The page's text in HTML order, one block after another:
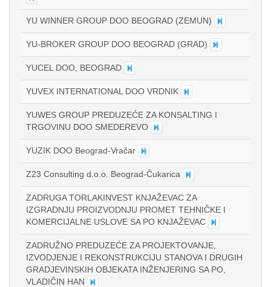
YU WINNER GROUP DOO BEOGRAD (ZEMUN)
YU-BROKER GROUP DOO BEOGRAD (GRAD)
YUCEL DOO, BEOGRAD
YUVEX INTERNATIONAL DOO VRDNIK
YUWES GROUP PREDUZEĆE ZA KONSALTING I
TRGOVINU DOO SMEDEREVO
YUZIK DOO Beograd-Vračar
Z23 Consulting d.o.o. Beograd-Čukarica
ZADRUGA TORLAKINVEST KNJAŽEVAC ZA
IZGRADNJU PROIZVODNJU PROMET TEHNIČKE I
KOMERCIJALNE USLOVE SA PO KNJAŽEVAC
ZADRUŽNO PREDUZEĆE ZA PROJEKTOVANJE,
IZVODJENJE I REKONSTRUKCIJU STANOVA I DRUGIH
GRADJEVINSKIH OBJEKATA INŽENJERING SA PO,
VLADIČIN HAN